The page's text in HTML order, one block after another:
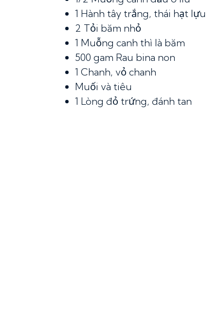
1 Hành tây trắng, thái hạt lựu
2 Tỏi băm nhỏ
1 Muỗng canh thì là băm
500 gam Rau bina non
1 Chanh, vỏ chanh
Muối và tiêu
1 Lòng đỏ trứng, đánh tan